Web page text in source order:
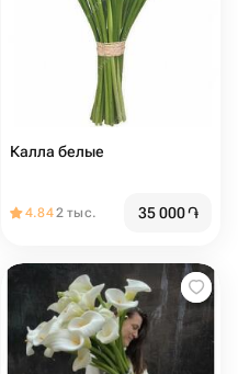
Калла белые
4.842 тыс. 35 000֏